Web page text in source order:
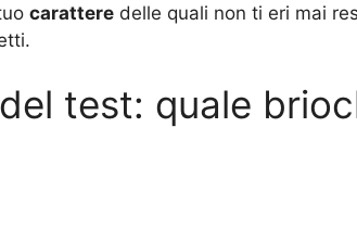
carattere delle quali non ti eri mai
test: quale